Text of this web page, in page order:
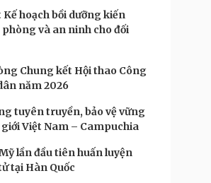
Cửa sổ tình yêu
Kể chuyện cho bé
Hạt giống tâm hồn
Kế hoạch bồi dưỡng kiến
và an ninh cho đối
Chung kết Hội thao Công
năm 2026
tuyên truyền, bảo vệ vững
Việt Nam – Campuchia
lần đầu tiên huấn luyện
tại Hàn Quốc